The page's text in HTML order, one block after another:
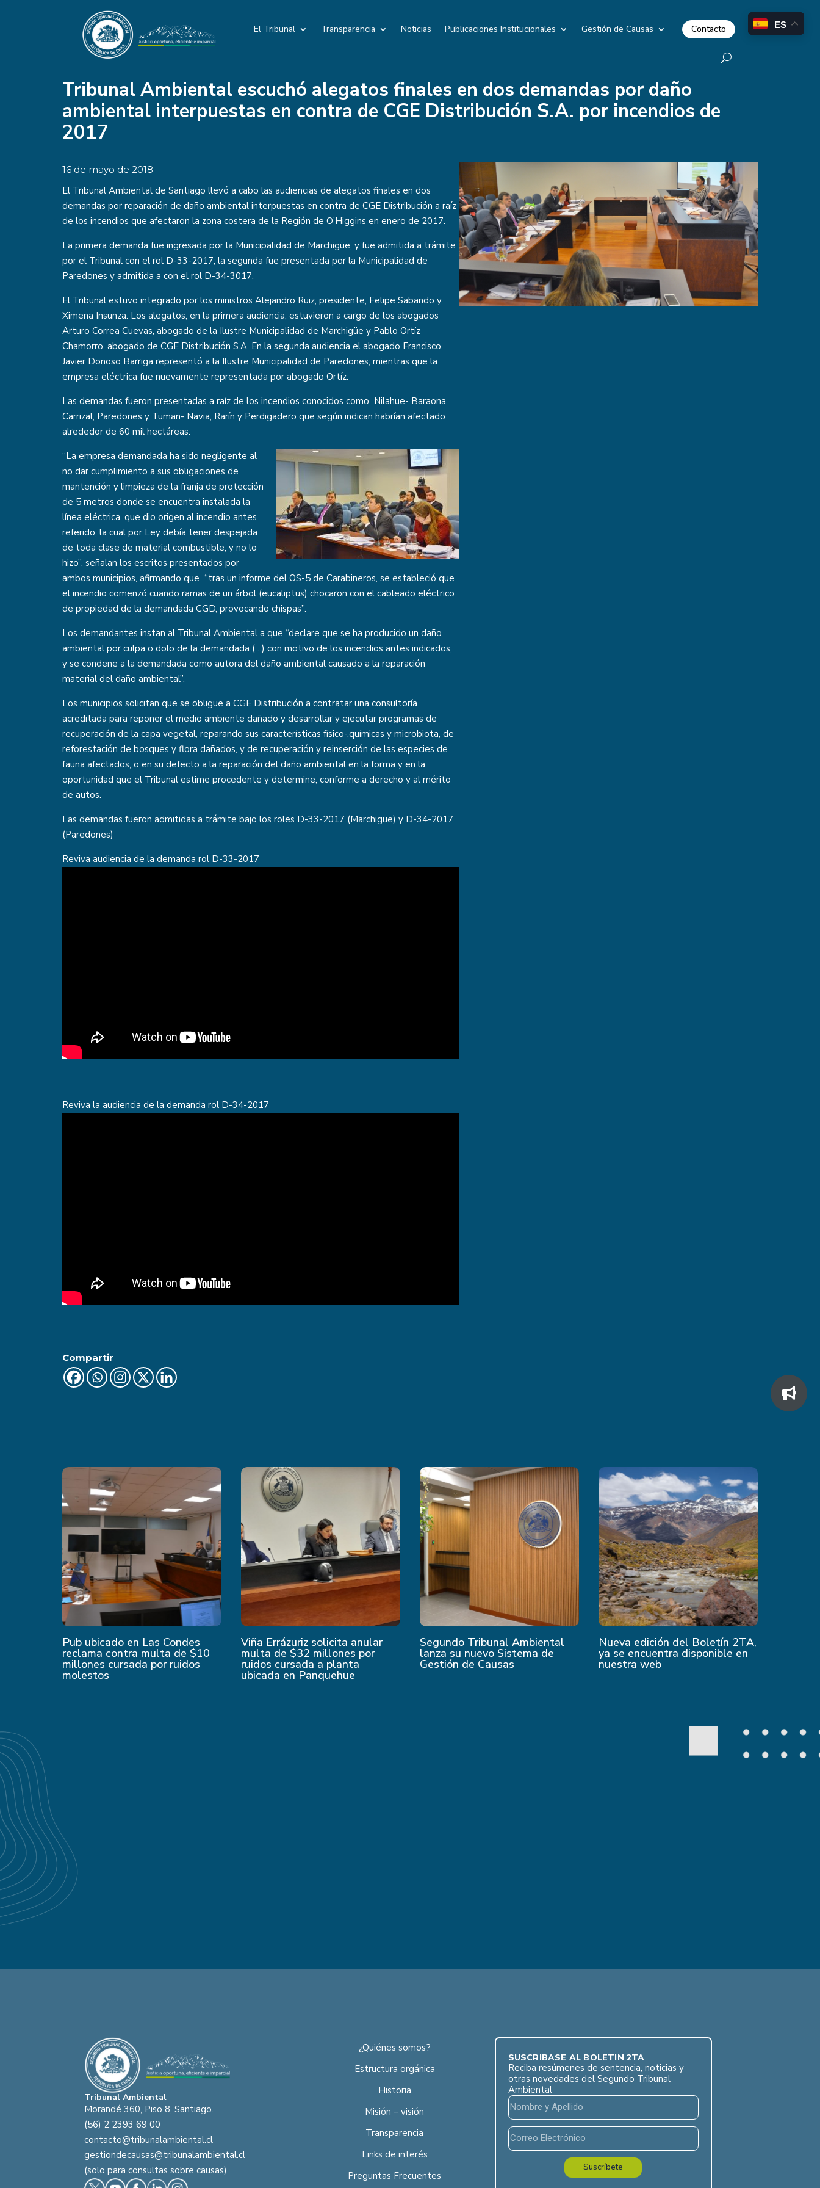
El Tribunal Transparencia Noticias Publicaciones Institucionales Gestión de Causas Contacto
Tribunal Ambiental escuchó alegatos finales en dos demandas por daño
ambiental interpuestas en contra de CGE Distribución S.A. por incendios de
2017
16 de mayo de 2018
El Tribunal Ambiental de Santiago llevó a cabo las audiencias de alegatos finales en dos
demandas por reparación de daño ambiental interpuestas en contra de CGE Distribución a raíz
de los incendios que afectaron la zona costera de la Región de O’Higgins en enero de 2017.
La primera demanda fue ingresada por la Municipalidad de Marchigüe, y fue admitida a trámite
por el Tribunal con el rol D-33-2017; la segunda fue presentada por la Municipalidad de
Paredones y admitida a con el rol D-34-3017.
El Tribunal estuvo integrado por los ministros Alejandro Ruiz, presidente, Felipe Sabando y
Ximena Insunza. Los alegatos, en la primera audiencia, estuvieron a cargo de los abogados
Arturo Correa Cuevas, abogado de la Ilustre Municipalidad de Marchigüe y Pablo Ortíz
Chamorro, abogado de CGE Distribución S.A. En la segunda audiencia el abogado Francisco
Javier Donoso Barriga representó a la Ilustre Municipalidad de Paredones; mientras que la
empresa eléctrica fue nuevamente representada por abogado Ortíz.
Las demandas fueron presentadas a raíz de los incendios conocidos como Nilahue- Baraona,
Carrizal, Paredones y Tuman- Navia, Rarín y Perdigadero que según indican habrían afectado
alrededor de 60 mil hectáreas.
“La empresa demandada ha sido negligente al
no dar cumplimiento a sus obligaciones de
mantención y limpieza de la franja de protección
de 5 metros donde se encuentra instalada la
línea eléctrica, que dio origen al incendio antes
referido, la cual por Ley debía tener despejada
de toda clase de material combustible, y no lo
hizo”, señalan los escritos presentados por
ambos municipios, afirmando que “tras un informe del OS-5 de Carabineros, se estableció que
el incendio comenzó cuando ramas de un árbol (eucaliptus) chocaron con el cableado eléctrico
de propiedad de la demandada CGD, provocando chispas”.
Los demandantes instan al Tribunal Ambiental a que “declare que se ha producido un daño
ambiental por culpa o dolo de la demandada (…) con motivo de los incendios antes indicados,
y se condene a la demandada como autora del daño ambiental causado a la reparación
material del daño ambiental”.
Los municipios solicitan que se obligue a CGE Distribución a contratar una consultoría
acreditada para reponer el medio ambiente dañado y desarrollar y ejecutar programas de
recuperación de la capa vegetal, reparando sus características físico-.químicas y microbiota, de
reforestación de bosques y flora dañados, y de recuperación y reinserción de las especies de
fauna afectados, o en su defecto a la reparación del daño ambiental en la forma y en la
oportunidad que el Tribunal estime procedente y determine, conforme a derecho y al mérito
de autos.
Las demandas fueron admitidas a trámite bajo los roles D-33-2017 (Marchigüe) y D-34-2017
(Paredones)
Reviva audiencia de la demanda rol D-33-2017
Reviva la audiencia de la demanda rol D-34-2017
Compartir
Pub ubicado en Las Condes
reclama contra multa de $10
millones cursada por ruidos
molestos
Viña Errázuriz solicita anular
multa de $32 millones por
ruidos cursada a planta
ubicada en Panquehue
Segundo Tribunal Ambiental
lanza su nuevo Sistema de
Gestión de Causas
Nueva edición del Boletín 2TA,
ya se encuentra disponible en
nuestra web
Tribunal Ambiental
Morandé 360, Piso 8, Santiago.
(56) 2 2393 69 00
contacto@tribunalambiental.cl
gestiondecausas@tribunalambiental.cl
(solo para consultas sobre causas)
¿Quiénes somos?
Estructura orgánica
Historia
Misión – visión
Transparencia
Links de interés
Preguntas Frecuentes
SUSCRÍBASE AL BOLETÍN 2TA
Reciba resúmenes de sentencia, noticias y
otras novedades del Segundo Tribunal
Ambiental
Suscríbete
ES